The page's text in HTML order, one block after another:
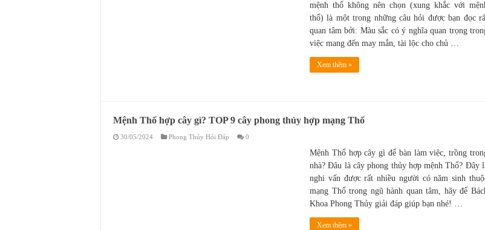
mệnh thổ không nên chọn (xung khắc với
thổ) là một trong những câu hỏi được bạn đọc
quan tâm bởi: Màu sắc có ý nghĩa quan trọng
việc mang đến may mắn, tài lộc cho chủ …
Xem thêm »
Mệnh Thổ hợp cây gì? TOP 9 cây phong thủy hợp mạng Thổ
30/05/2024 Phong Thủy Hỏi Đáp 0
Mệnh Thổ hợp cây gì để bàn làm việc, trồng
nhà? Đâu là cây phong thủy hợp mệnh Thổ? Đây
nghi vấn được rất nhiều người có năm sinh
mạng Thổ trong ngũ hành quan tâm, hãy để
Khoa Phong Thủy giải đáp giúp bạn nhé! …
Xem thêm »